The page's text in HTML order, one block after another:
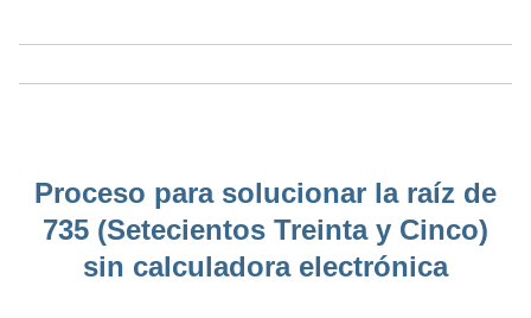
Proceso para solucionar la raíz de
735 (Setecientos Treinta y Cinco)
sin calculadora electrónica